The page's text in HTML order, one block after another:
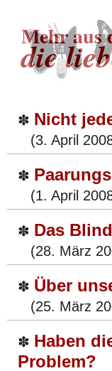
Mehr
die
✽ Nicht
(3. April
✽
(1. April
✽ Das
(28. März
✽ Über
(25. März
✽ Haben
Problem?